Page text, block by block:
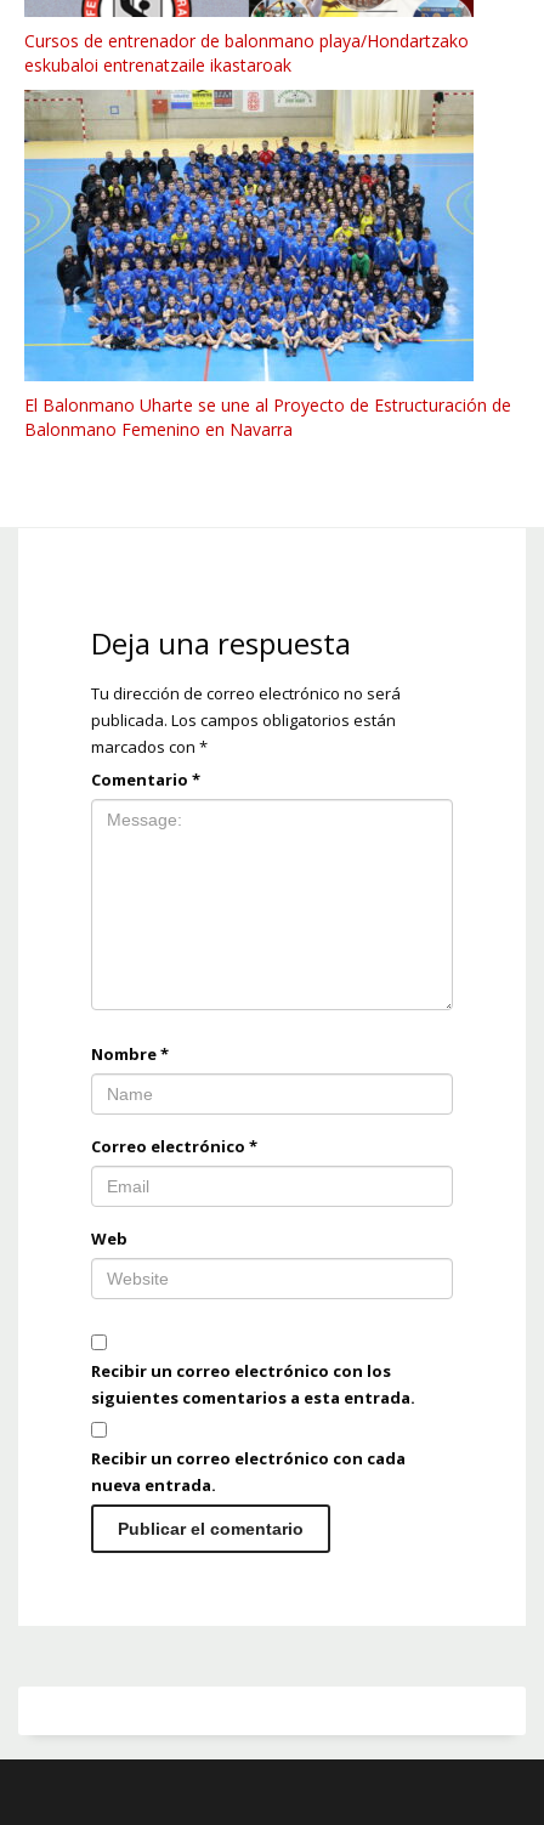
Cursos de entrenador de balonmano playa/Hondartzako
eskubaloi entrenatzaile ikastaroak
El Balonmano Uharte se une al Proyecto de Estructuración de
Balonmano Femenino en Navarra
Deja una respuesta
Tu dirección de correo electrónico no será
publicada. Los campos obligatorios están
marcados con *
Comentario *
Nombre*
Correo electrónico *
Web
Recibir un correo electrónico con los
siguientes comentarios a esta entrada.
Recibir un correo electrónico con cada
nueva entrada.